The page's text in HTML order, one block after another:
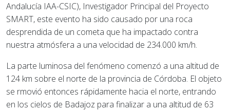
Andalucía IAA-CSIC), Investigador Principal del Proyecto
SMART, este evento ha sido causado por una roca
desprendida de un cometa que ha impactado contra
nuestra atmósfera a una velocidad de 234.000 km/h.
La parte luminosa del fenómeno comenzó a una altitud de
124 km sobre el norte de la provincia de Córdoba. El objeto
se rmovió entonces rápidamente hacia el norte, entrando
en los cielos de Badajoz para finalizar a una altitud de 63